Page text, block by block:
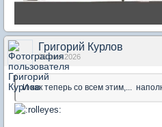
Григорий Курлов
01 июн 2026
И как теперь со всем этим,...